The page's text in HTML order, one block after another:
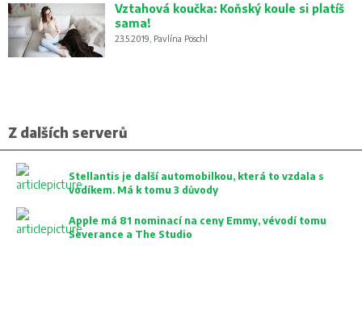
Vztahová koučka: Koňský koule si platíš
sama!
23.5.2019, Pavlína Pöschl
Z dalších serverů
Stellantis je další automobilkou, která to vzdala s
vodíkem. Má k tomu 3 důvody
Apple má 81 nominací na ceny Emmy, vévodí tomu
Severance a The Studio